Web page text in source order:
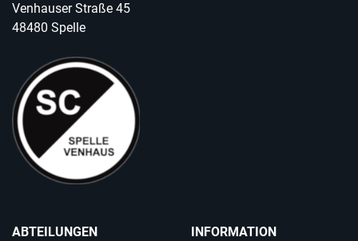
Venhauser Straße 45
48480 Spelle
ABTEILUNGEN INFORMATION